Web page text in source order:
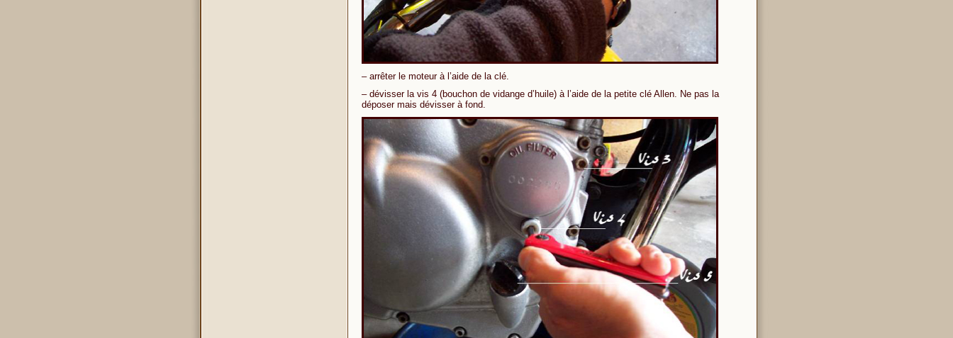
– arrêter le moteur à l’aide de la clé.
– dévisser la vis 4 (bouchon de vidange d’huile) à l’aide de la petite clé Allen. Ne pas la
déposer mais dévisser à fond.